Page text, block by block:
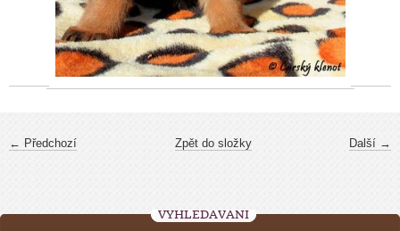
← Předchozí Další →
Zpět do složky
VYHLEDÁVÁNÍ